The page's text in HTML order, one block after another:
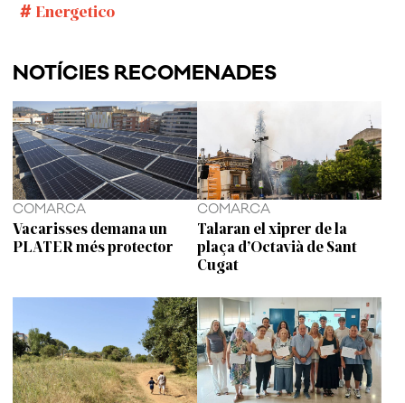
Energetico
NOTÍCIES RECOMENADES
COMARCA
Vacarisses demana un
PLATER més protector
COMARCA
Talaran el xiprer de la
plaça d’Octavià de Sant
Cugat